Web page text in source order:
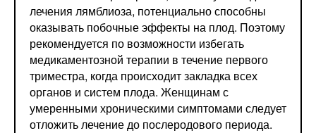
лечения лямблиоза, потенциально способны
оказывать побочные эффекты на плод. Поэтому
рекомендуется по возможности избегать
медикаментозной терапии в течение первого
триместра, когда происходит закладка всех
органов и систем плода. Женщинам с
умеренными хроническими симптомами следует
отложить лечение до послеродового периода.